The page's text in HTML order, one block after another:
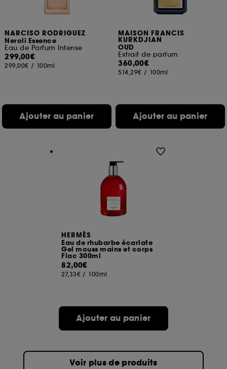
NARCISO RODRIGUEZ
Neroli Essence
Eau de Parfum Intense
299,00€
299,00€ / 100ml
Ajouter au panier
MAISON FRANCIS
KURKDJIAN
OUD
Extrait de parfum
360,00€
514,29€ / 100ml
Ajouter au panier
HERMÈS
Eau de rhubarbe écarlate
Gel mouss mains et corps
Flac 300ml
82,00€
27,33€ / 100ml
Ajouter au panier
Voir plus de produits